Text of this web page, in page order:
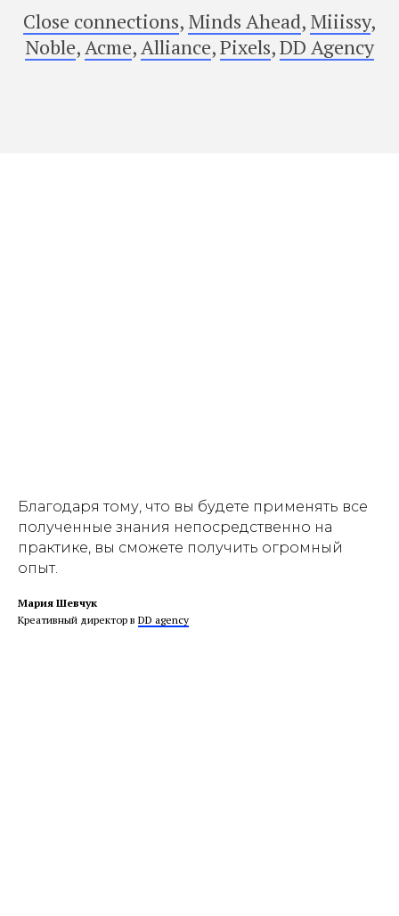
Close connections, Minds Ahead, Miiissy,
Noble,Acme,Alliance,Pixels,DD Agency
Благодаря тому, что вы будете применять все
полученные знания непосредственно на
практике, вы сможете получить огромный
опыт.
Мария Шевчук
Креативный директор в DD agency